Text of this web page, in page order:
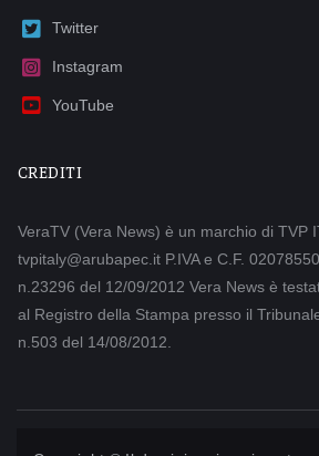
Twitter
Instagram
YouTube
CREDITI
VeraTV (Vera News) è un marchio di TVP
tvpitaly@arubapec.it P.IVA e C.F.
n.23296 del 12/09/2012 Vera News è
al Registro della Stampa presso il
n.503 del 14/08/2012.